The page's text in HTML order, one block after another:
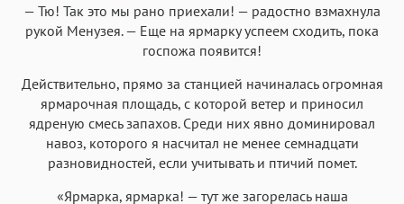
— Тю! Так это мы рано приехали! — радостно взмахнула
рукой Менузея. — Еще на ярмарку успеем сходить, пока
госпожа появится!
Действительно, прямо за станцией начиналась огромная
ярмарочная площадь, с которой ветер и приносил
ядреную смесь запахов. Среди них явно доминировал
навоз, которого я насчитал не менее семнадцати
разновидностей, если учитывать и птичий помет.
«Ярмарка, ярмарка! — тут же загорелась наша